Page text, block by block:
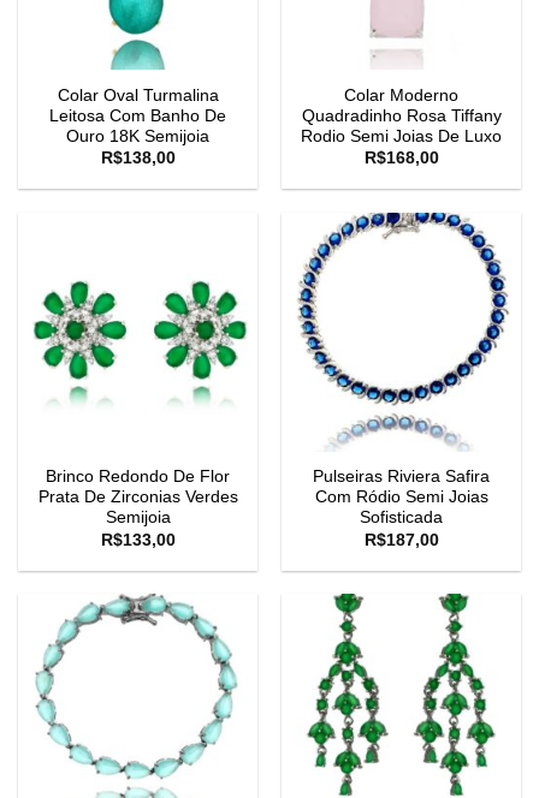
Colar Oval Turmalina
Leitosa Com Banho De
Ouro 18K Semijoia
R$138,00
Colar Moderno
Quadradinho Rosa Tiffany
Rodio Semi Joias De Luxo
R$168,00
Brinco Redondo De Flor
Prata De Zirconias Verdes
Semijoia
R$133,00
Pulseiras Riviera Safira
Com Ródio Semi Joias
Sofisticada
R$187,00